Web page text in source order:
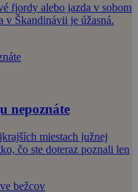
fjordy alebo jazda v sobom
v Škandinávii je úžasná.
nepoznáte
miestach južnej
čo ste doteraz poznali len